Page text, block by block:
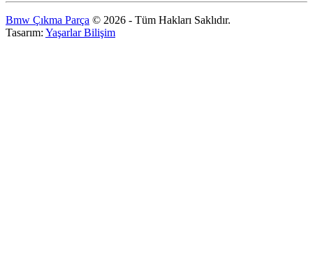
Bmw Çıkma Parça © 2026 - Tüm Hakları Saklıdır.
Tasarım: Yaşarlar Bilişim